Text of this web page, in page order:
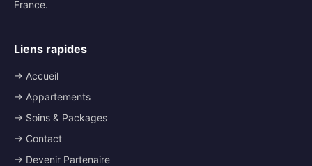
France.
Liens rapides
→ Accueil
→ Appartements
→ Soins & Packages
→ Contact
→ Devenir Partenaire